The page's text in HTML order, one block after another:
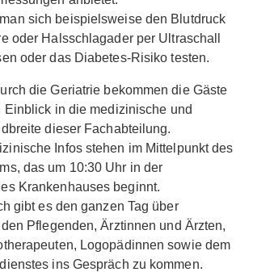
sich beispielsweise den Blutdruck
oder Halsschlagader per Ultraschall
oder das Diabetes-Risiko testen.
die Geriatrie bekommen die Gäste
Einblick in die medizinische und
dieser Fachabteilung.
Infos stehen im Mittelpunkt des
das um 10:30 Uhr in der
Krankenhauses beginnt.
gibt es den ganzen Tag über
Pflegenden, Ärztinnen und Ärzten,
Logopädinnen sowie dem
ins Gespräch zu kommen.